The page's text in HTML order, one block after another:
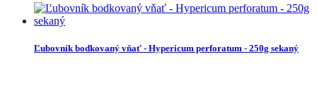
Ľubovník bodkovaný vňať - Hypericum perforatum - 250g sekaný